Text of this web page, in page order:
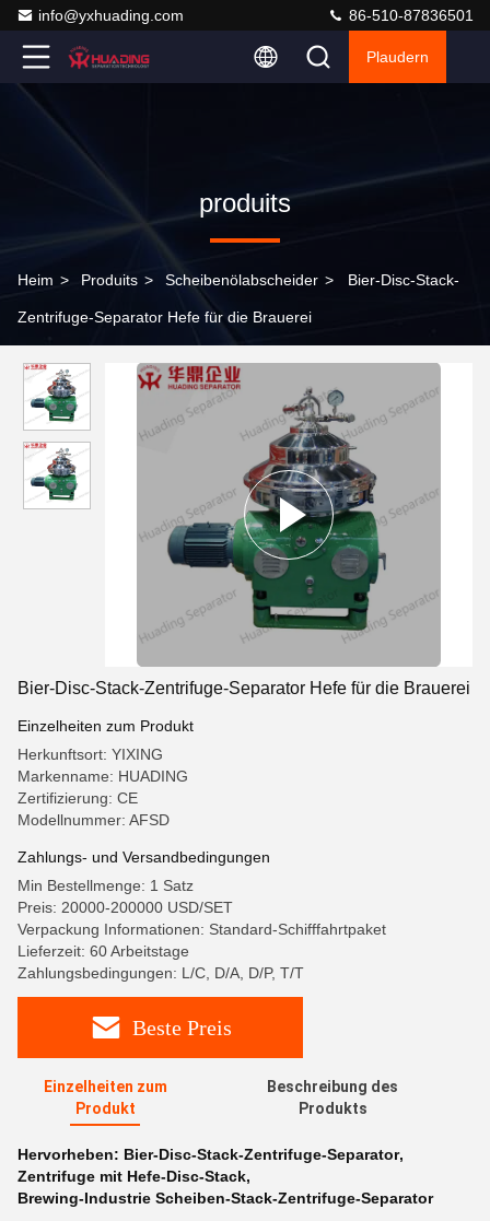
info@yxhuading.com 86-510-87836501
Plaudern
produits
Heim > Produits > Scheibenölabscheider > Bier-Disc-Stack-
Zentrifuge-Separator Hefe für die Brauerei
Bier-Disc-Stack-Zentrifuge-Separator Hefe für die Brauerei
Einzelheiten zum Produkt
Herkunftsort: YIXING
Markenname: HUADING
Zertifizierung: CE
Modellnummer: AFSD
Zahlungs- und Versandbedingungen
Min Bestellmenge: 1 Satz
Preis: 20000-200000 USD/SET
Verpackung Informationen: Standard-Schifffahrtpaket
Lieferzeit: 60 Arbeitstage
Zahlungsbedingungen: L/C, D/A, D/P, T/T
Beste Preis
Einzelheiten zum
Produkt
Beschreibung des
Produkts
Hervorheben: Bier-Disc-Stack-Zentrifuge-Separator,
Zentrifuge mit Hefe-Disc-Stack,
Brewing-Industrie Scheiben-Stack-Zentrifuge-Separator